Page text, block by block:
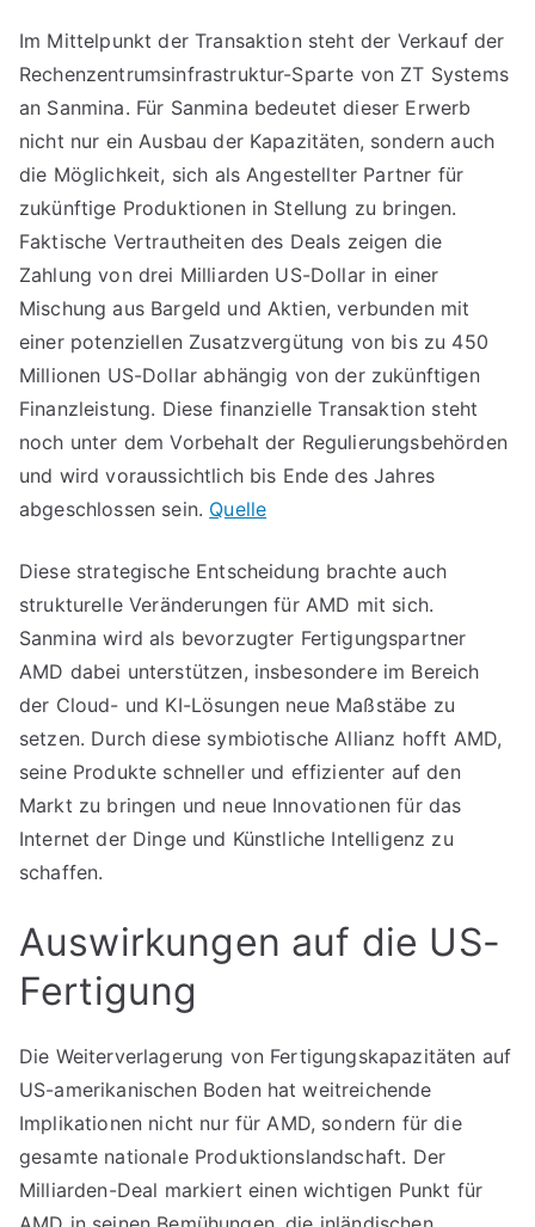
Im Mittelpunkt der Transaktion steht der Verkauf der
Rechenzentrumsinfrastruktur-Sparte von ZT Systems
an Sanmina. Für Sanmina bedeutet dieser Erwerb
nicht nur ein Ausbau der Kapazitäten, sondern auch
die Möglichkeit, sich als Angestellter Partner für
zukünftige Produktionen in Stellung zu bringen.
Faktische Vertrautheiten des Deals zeigen die
Zahlung von drei Milliarden US-Dollar in einer
Mischung aus Bargeld und Aktien, verbunden mit
einer potenziellen Zusatzvergütung von bis zu 450
Millionen US-Dollar abhängig von der zukünftigen
Finanzleistung. Diese finanzielle Transaktion steht
noch unter dem Vorbehalt der Regulierungsbehörden
und wird voraussichtlich bis Ende des Jahres
abgeschlossen sein. Quelle
Diese strategische Entscheidung brachte auch
strukturelle Veränderungen für AMD mit sich.
Sanmina wird als bevorzugter Fertigungspartner
AMD dabei unterstützen, insbesondere im Bereich
der Cloud- und KI-Lösungen neue Maßstäbe zu
setzen. Durch diese symbiotische Allianz hofft AMD,
seine Produkte schneller und effizienter auf den
Markt zu bringen und neue Innovationen für das
Internet der Dinge und Künstliche Intelligenz zu
schaffen.
Auswirkungen auf die US-
Fertigung
Die Weiterverlagerung von Fertigungskapazitäten auf
US-amerikanischen Boden hat weitreichende
Implikationen nicht nur für AMD, sondern für die
gesamte nationale Produktionslandschaft. Der
Milliarden-Deal markiert einen wichtigen Punkt für